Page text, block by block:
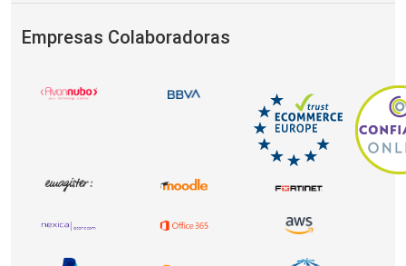
Empresas Colaboradoras